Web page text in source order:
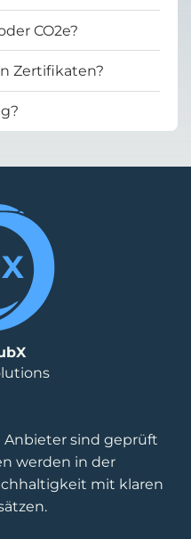
CO2e?
Zertifikaten?
Anbieter sind geprüft
werden in der
mit klaren